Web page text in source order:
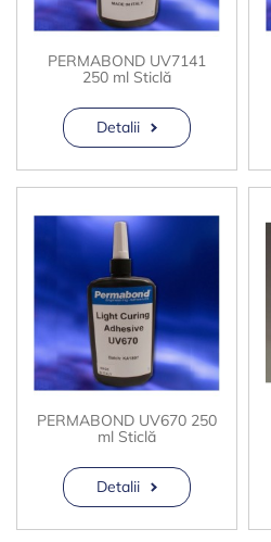
PERMABOND UV7141
250 ml Sticlă
Detalii
PERMABOND UV670 250
ml Sticlă
Detalii